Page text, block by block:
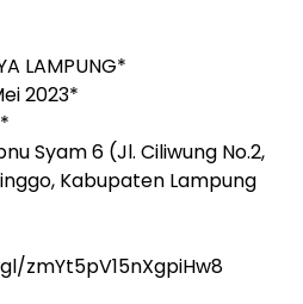
LAMPUNG*
2023*
Syam 6 (Jl. Ciliwung No.2,
Kabupaten Lampung
zmYt5pV15nXgpiHw8